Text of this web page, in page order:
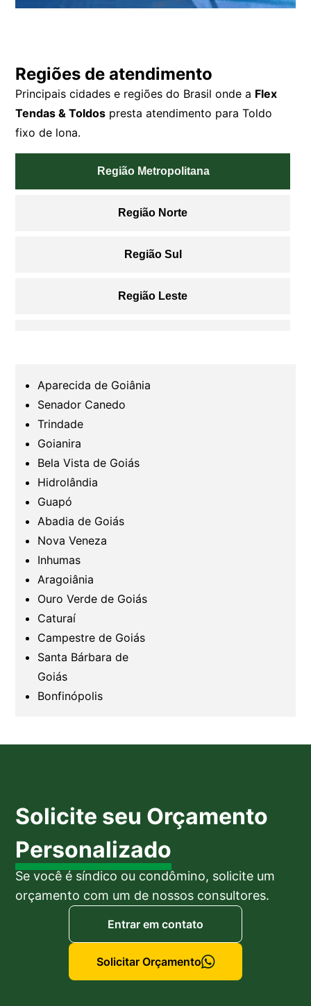
Regiões de atendimento
Principais cidades e regiões do Brasil onde a Flex
Tendas & Toldos presta atendimento para Toldo
fixo de lona.
Região Metropolitana
Região Norte
Região Sul
Região Leste
Região Sudoeste
Aparecida de Goiânia
Senador Canedo
Trindade
Goianira
Bela Vista de Goiás
Hidrolândia
Guapó
Abadia de Goiás
Nova Veneza
Inhumas
Aragoiânia
Ouro Verde de Goiás
Caturaí
Campestre de Goiás
Santa Bárbara de
Goiás
Bonfinópolis
Solicite seu Orçamento
Personalizado
Se você é síndico ou condômino, solicite um
orçamento com um de nossos consultores.
Entrar em contato
Solicitar Orçamento